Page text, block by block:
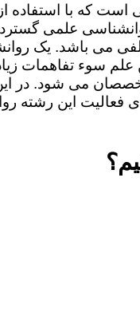
است که با
علمی
می باشد. یک
سوء تفاهمات
می شود. در
فعالیت این رشته